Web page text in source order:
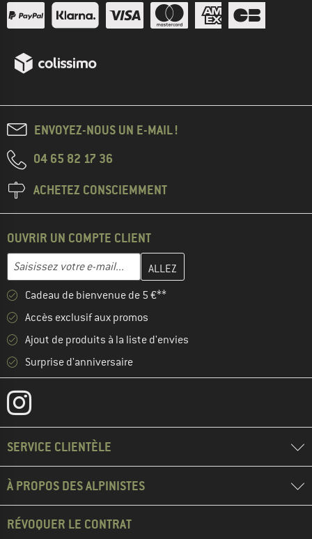
ENVOYEZ-NOUS UN E-MAIL !
04 65 82 17 36
ACHETEZ CONSCIEMMENT
OUVRIR UN COMPTE CLIENT
Adresse e-mail
Entrez votre adresse e-mail ici et créez votre compte client à la
Cadeau de bienvenue de 5 €**
Accès exclusif aux promos
Ajout de produits à la liste d'envies
Surprise d'anniversaire
SERVICE CLIENTÈLE
À PROPOS DES ALPINISTES
RÉVOQUER LE CONTRAT